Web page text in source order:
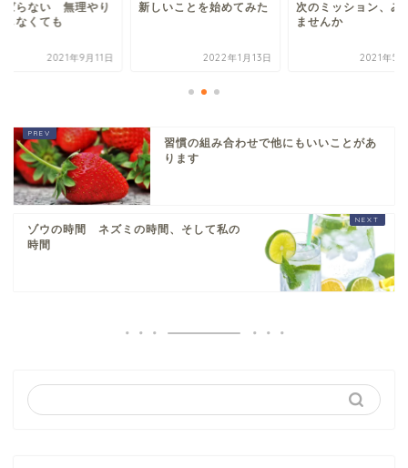
ばらない 無理やり
しなくても
2021年9月11日
新しいことを始めてみた
2022年1月13日
次のミッション、み
ませんか
2021年5
習慣の組み合わせで他にもいいことがあ
ります
ゾウの時間 ネズミの時間、そして私の
時間